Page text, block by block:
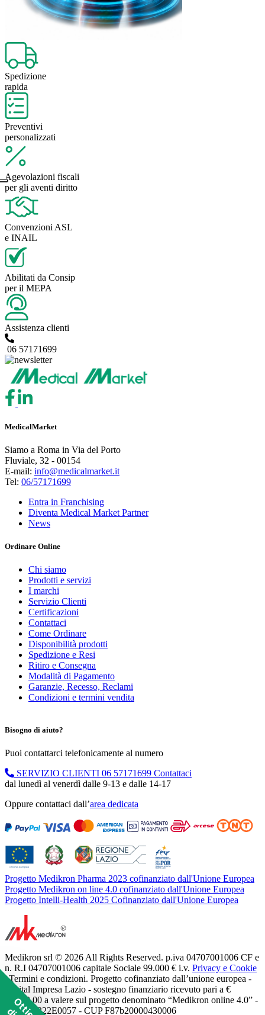
Spedizione
rapida
Preventivi
personalizzati
Agevolazioni fiscali
per gli aventi diritto
Convenzioni ASL
e INAIL
Abilitati da Consip
per il MEPA
Assistenza clienti
06 57171699
MedicalMarket
Siamo a Roma in Via del Porto
Fluviale, 32 - 00154
E-mail: info@medicalmarket.it
Tel: 06/57171699
Entra in Franchising
Diventa Medical Market Partner
News
Ordinare Online
Chi siamo
Prodotti e servizi
I marchi
Servizio Clienti
Certificazioni
Contattaci
Come Ordinare
Disponibilità prodotti
Spedizione e Resi
Ritiro e Consegna
Modalità di Pagamento
Garanzie, Recesso, Reclami
Condizioni e termini vendita
Bisogno di aiuto?
Puoi contattarci telefonicamente al numero
SERVIZIO CLIENTI 06 57171699 Contattaci
dal lunedì al venerdì dalle 9-13 e dalle 14-17
Oppure contattaci dall’area dedicata
Progetto Medikron Pharma 2023 cofinanziato dall'Unione Europea
Progetto Medikron on line 4.0 cofinanziato dall'Unione Europea
Progetto Intelli-Health 2025 Cofinanziato dall'Unione Europea
Medikron srl © 2026 All Rights Reserved. p.iva 04707001006 CF e
n. R.I 04707001006 capitale Sociale 99.000 € i.v. Privacy e Cookie
| Termini e condizioni. Progetto cofinanziato dall’unione europea -
Digital Impresa Lazio - sostegno finanziario ricevuto pari a €
11.250,00 a valere sul progetto denominato “Medikron online 4.0” -
POR A0322E0057 - CUP F87b20000430006